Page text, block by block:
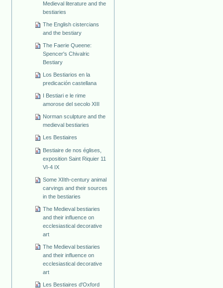
Medieval literature and the
bestiaries
The English cistercians
and the bestiary
The Faerie Queene:
Spencer's Chivalric
Bestiary
Los Bestiarios en la
predicación castellana
I Bestiari e le rime
amorose del secolo XIII
Norman sculpture and the
medieval bestiaries
Les Bestiaires
Bestiaire de nos églises,
exposition Saint Riquier 11
VI-4 IX
Some XIIth-century animal
carvings and their sources
in the bestiaries
The Medieval bestiaries
and their influence on
ecclesiastical decorative
art
The Medieval bestiaries
and their influence on
ecclesiastical decorative
art
Les Bestiaires d'Oxford